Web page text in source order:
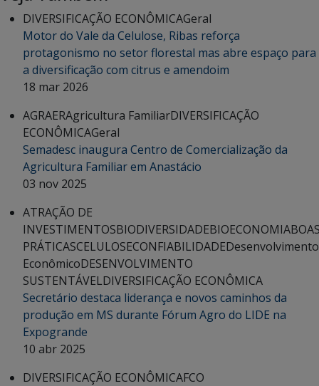
DIVERSIFICAÇÃO ECONÔMICAGeral
Motor do Vale da Celulose, Ribas reforça
protagonismo no setor florestal mas abre espaço para
a diversificação com citrus e amendoim
18 mar 2026
AGRAERAgricultura FamiliarDIVERSIFICAÇÃO
ECONÔMICAGeral
Semadesc inaugura Centro de Comercialização da
Agricultura Familiar em Anastácio
03 nov 2025
ATRAÇÃO DE
INVESTIMENTOSBIODIVERSIDADEBIOECONOMIA
PRÁTICASCELULOSECONFIABILIDADEDesenvolvimento
EconômicoDESENVOLVIMENTO
SUSTENTÁVELDIVERSIFICAÇÃO ECONÔMICA
Secretário destaca liderança e novos caminhos da
produção em MS durante Fórum Agro do LIDE na
Expogrande
10 abr 2025
DIVERSIFICAÇÃO ECONÔMICAFCO